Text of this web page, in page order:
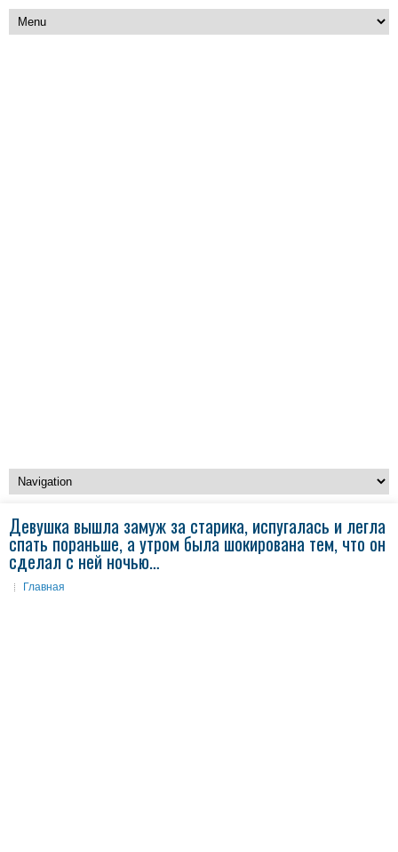
Девушка вышла замуж за старика, испугалась и легла
спать пораньше, а утром была шокирована тем, что он
сделал с ней ночью…
Главная